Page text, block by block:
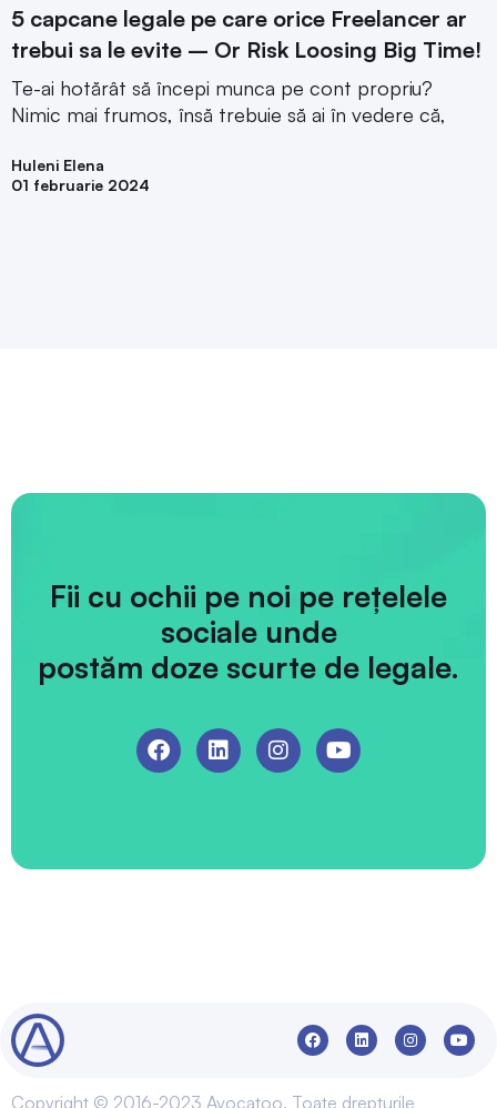
5 capcane legale pe care orice Freelancer ar
trebui sa le evite – Or Risk Loosing Big Time!
Te-ai hotărât să începi munca pe cont propriu?
Nimic mai frumos, însă trebuie să ai în vedere că,
Huleni Elena
01 februarie 2024
Fii cu ochii pe noi pe rețelele
sociale unde
postăm doze scurte de legale.
Copyright © 2016-2023 Avocatoo. Toate drepturile